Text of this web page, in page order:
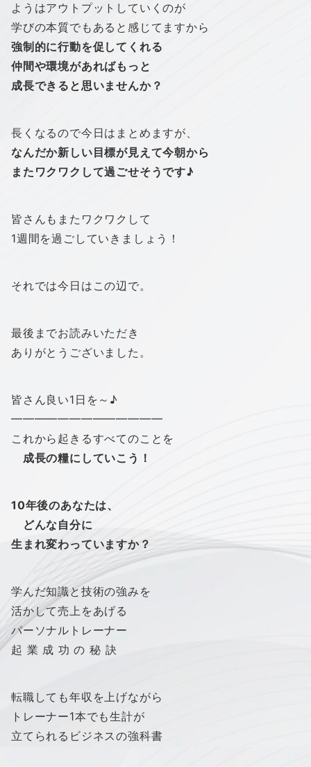
ようはアウトプットしていくのが
学びの本質でもあると感じてますから
強制的に行動を促してくれる
仲間や環境があればもっと
成長できると思いませんか？
長くなるので今日はまとめますが、
なんだか新しい目標が見えて今朝から
またワクワクして過ごせそうです♪
皆さんもまたワクワクして
1週間を過ごしていきましょう！
それでは今日はこの辺で。
最後までお読みいただき
ありがとうございました。
皆さん良い1日を～♪
━━━━━━━━━━━━━
これから起きるすべてのことを
成長の糧にしていこう！
10年後のあなたは、
どんな自分に
生まれ変わっていますか？
学んだ知識と技術の強みを
活かして売上をあげる
パーソナルトレーナー
起 業 成 功 の 秘 訣
転職しても年収を上げながら
トレーナー1本でも生計が
立てられるビジネスの強科書